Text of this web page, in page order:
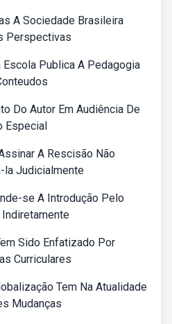
A Sociedade Brasileira
Perspectivas
Publica A Pedagogia
Do Autor Em Audiência De
Especial
A Rescisão Não
la Judicialmente
se A Introdução Pelo
Indiretamente
Sido Enfatizado Por
Curriculares
Tem Na Atualidade
Mudanças